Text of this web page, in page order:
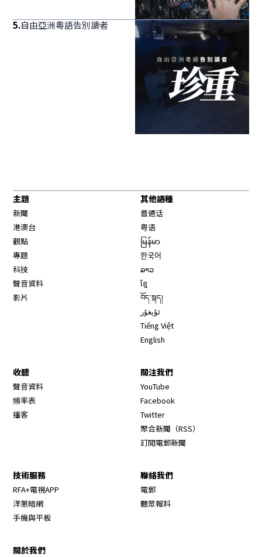
5.自由亞洲粵語告別讀者
主題
新聞
港澳台
觀點
專題
科技
聲音資料
影片
其他語種
普通话
粤语
မြန်မာ
한국어
ລາວ
ខ្មែ
བོད་སྐད།
ئۇيغۇر
Tiếng Việt
English
收聽
聲音資料
頻率表
播客
關注我們
YouTube
Facebook
Twitter
聚合新聞（RSS）
訂閱電郵新聞
技術服務
RFA+電視APP
洋蔥暗網
手機與平板
聯絡我們
電郵
聽眾報料
關於我們